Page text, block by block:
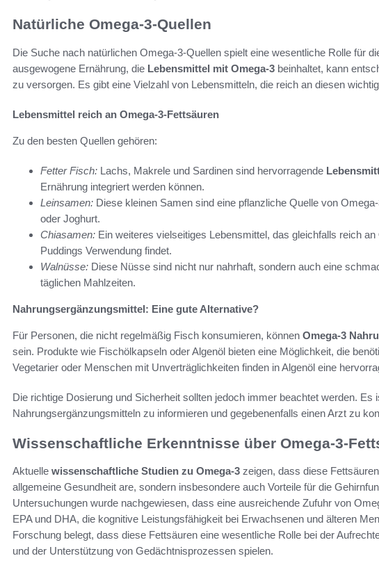
Natürliche Omega-3-Quellen
Die Suche nach natürlichen Omega-3-Quellen spielt eine wesentliche Rolle für
ausgewogene Ernährung, die Lebensmittel mit Omega-3 beinhaltet, kann
zu versorgen. Es gibt eine Vielzahl von Lebensmitteln, die reich an diesen
Lebensmittel reich an Omega-3-Fettsäuren
Zu den besten Quellen gehören:
Fetter Fisch: Lachs, Makrele und Sardinen sind hervorragende
Ernährung integriert werden können.
Leinsamen: Diese kleinen Samen sind eine pflanzliche Quelle von
oder Joghurt.
Chiasamen: Ein weiteres vielseitiges Lebensmittel, das gleichfalls reich
Puddings Verwendung findet.
Walnüsse: Diese Nüsse sind nicht nur nahrhaft, sondern auch eine
täglichen Mahlzeiten.
Nahrungsergänzungsmittel: Eine gute Alternative?
Für Personen, die nicht regelmäßig Fisch konsumieren, können Omega-3
sein. Produkte wie Fischölkapseln oder Algenöl bieten eine Möglichkeit, die
Vegetarier oder Menschen mit Unverträglichkeiten finden in Algenöl eine
Die richtige Dosierung und Sicherheit sollten jedoch immer beachtet werden.
Nahrungsergänzungsmitteln zu informieren und gegebenenfalls einen Arzt zu
Wissenschaftliche Erkenntnisse über Omega-3-
Aktuelle wissenschaftliche Studien zu Omega-3 zeigen, dass diese
allgemeine Gesundheit are, sondern insbesondere auch Vorteile für die
Untersuchungen wurde nachgewiesen, dass eine ausreichende Zufuhr von
EPA und DHA, die kognitive Leistungsfähigkeit bei Erwachsenen und älteren
Forschung belegt, dass diese Fettsäuren eine wesentliche Rolle bei der
und der Unterstützung von Gedächtnisprozessen spielen.